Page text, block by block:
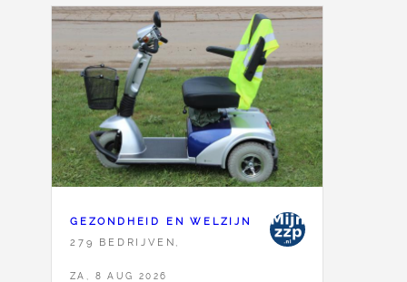
GEZONDHEID EN WELZIJN
279 BEDRIJVEN,
ZA, 8 AUG 2026